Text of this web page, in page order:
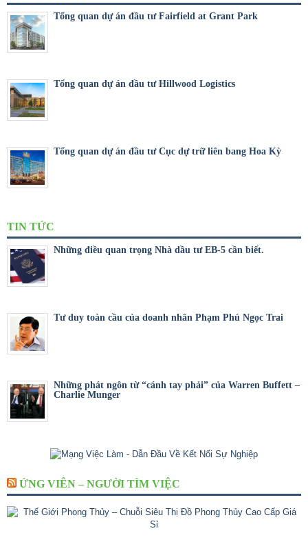
Tổng quan dự án đầu tư Fairfield at Grant Park
Tổng quan dự án đầu tư Hillwood Logistics
Tổng quan dự án đầu tư Cục dự trữ liên bang Hoa Kỳ
TIN TỨC
Những điều quan trọng Nhà dầu tư EB-5 cần biết.
Tư duy toàn cầu của doanh nhân Phạm Phú Ngọc Trai
Những phát ngôn từ “cánh tay phải” của Warren Buffett –
Charlie Munger
ỨNG VIÊN – NGƯỜI TÌM VIỆC